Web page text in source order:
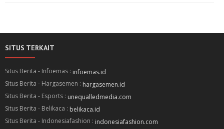
SITUS TERKAIT
Situs Berita - Infoemas : infoemas.id
Situs Berita - Hargasemen : hargasemen.id
Situs Berita - Esports : unequalledmedia.com
Situs Berita - Belikaca : belikaca.id
Situs Berita - Indonesiafashion : indonesiafashion.com